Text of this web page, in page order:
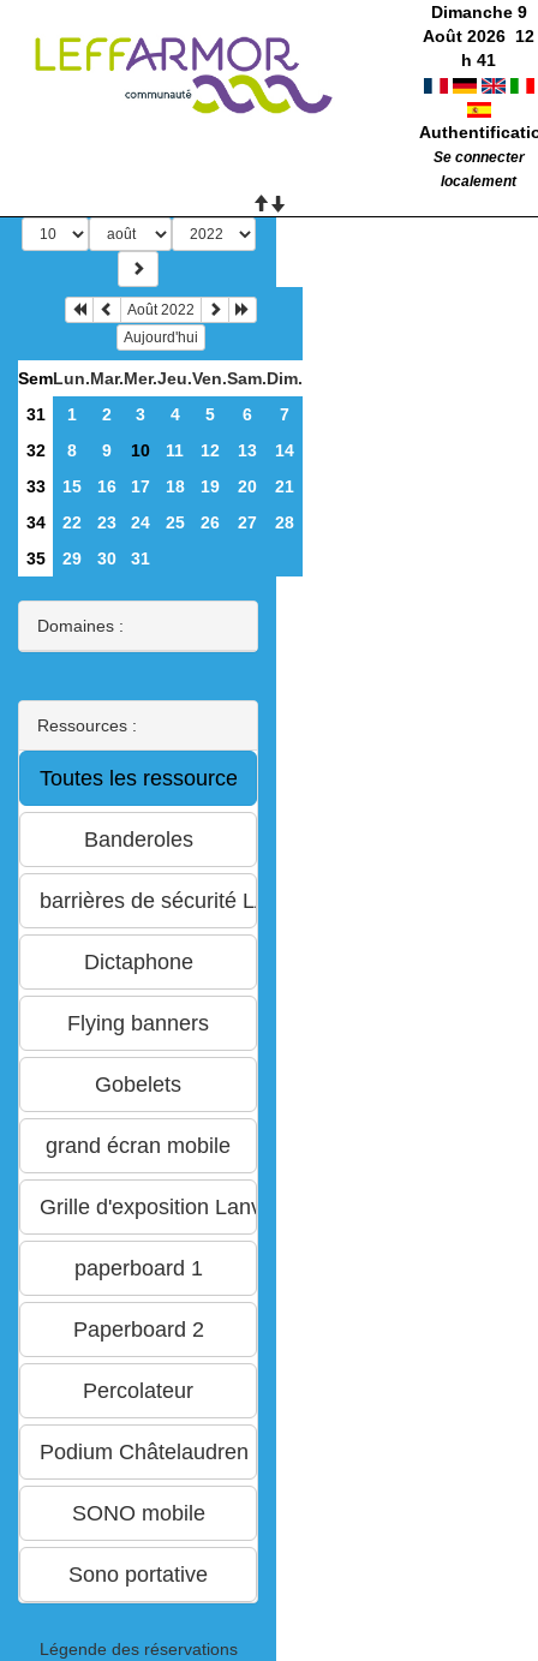
Dimanche 9
Août 2026 12
h41
Se connecter
localement
Août 2022
Aujourd'hui
SemLun.Mar.Mer.Jeu.Ven.Sam.Dim.
31
1 2 3 4 5 6
7
32
8 9 10 11 12 13
14
33
15 16 17 18 19 20
21
34
22 23 24 25 26 27
28
35
29 30 31
Domaines :
Ressources :
Légende des réservations